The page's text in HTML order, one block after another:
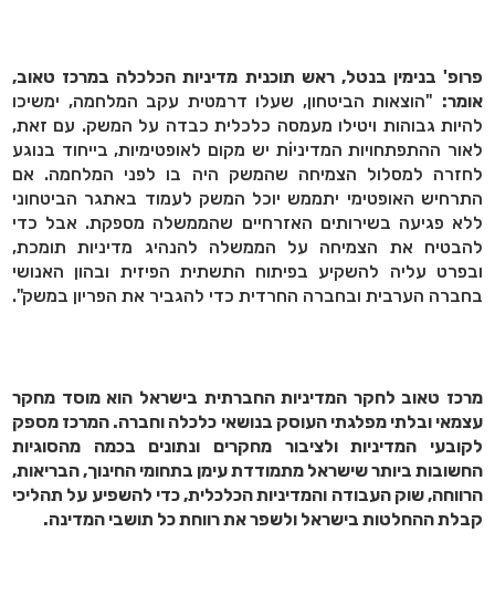
פרופ' בנימין בנטל, ראש תוכנית מדיניות הכלכלה במרכז טאוב,
אומר:"הוצאות הביטחון, שעלו דרמטית עקב המלחמה, ימשיכו
להיות גבוהות ויטילו מעמסה כלכלית כבדה על המשק. עם זאת,
לאור ההתפתחויות המדיניוֹת יש מקום לאופטימיות, בייחוד בנוגע
לחזרה למסלול הצמיחה שהמשק היה בו לפני המלחמה. אם
התרחיש האופטימי יתממש יוכל המשק לעמוד באתגר הביטחוני
ללא פגיעה בשירותים האזרחיים שהממשלה מספקת. אבל כדי
להבטיח את הצמיחה על הממשלה להנהיג מדיניות תומכת,
ובפרט עליה להשקיע בפיתוח התשתית הפיזית ובהון האנושי
בחברה הערבית ובחברה החרדית כדי להגביר את הפריון במשק".
מרכז טאוב לחקר המדיניות החברתית בישראל הוא מוסד מחקר
עצמאי ובלתי מפלגתי העוסק בנושאי כלכלה וחברה. המרכז מספק
לקובעי המדיניות ולציבור מחקרים ונתונים בכמה מהסוגיות
החשובות ביותר שישראל מתמודדת עימן בתחומי החינוך, הבריאות,
הרווחה, שוק העבודה והמדיניות הכלכלית, כדי להשפיע על תהליכי
קבלת ההחלטות בישראל ולשפר את רווחת כל תושבי המדינה.